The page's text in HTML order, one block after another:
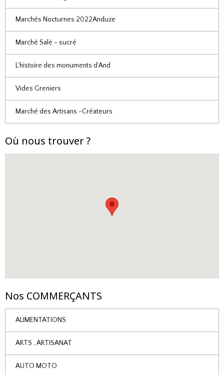
Marchés Nocturnes 2022Anduze
Marché Salé - sucré
L’histoire des monuments d’And
Vides Greniers
Marché des Artisans -Créateurs
Où nous trouver ?
Nos COMMERÇANTS
ALIMENTATIONS
ARTS , ARTISANAT
AUTO MOTO